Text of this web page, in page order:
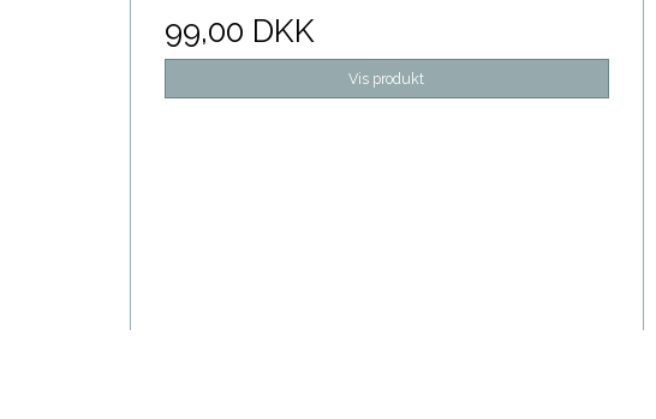
99,00 DKK
Vis produkt